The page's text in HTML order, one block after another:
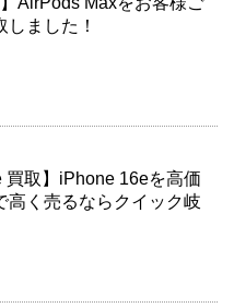
ました！
買取】iPhone 16eを高価
高く売るならクイック岐